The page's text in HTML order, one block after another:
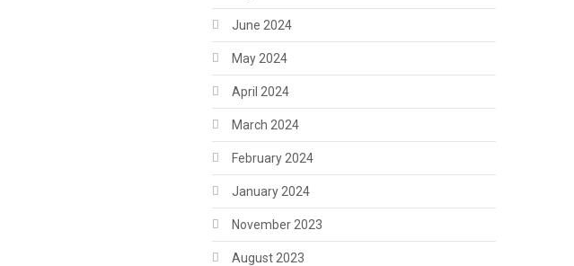
June 2024
May 2024
April 2024
March 2024
February 2024
January 2024
November 2023
August 2023